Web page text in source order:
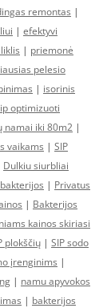
remontas |
| efektyvi
| priemonė
pelesio
| isorinis
optimizuoti
namai iki 80m2 |
vaikams | SIP
Dulkiu siurbliai
| Privatus
| Bakterijos
kainos skiriasi
plokščių | SIP sodo
įrenginims |
| namu apyvokos
| bakterijos